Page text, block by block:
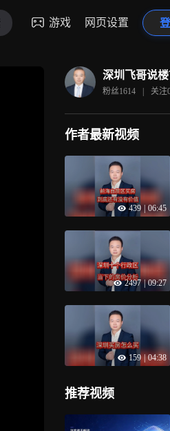
游戏 网页设置
深圳飞哥说
粉丝1614 | 关注
作者最新视频
439 06:45
2497 | 09:27
159 | 04:38
推荐视频